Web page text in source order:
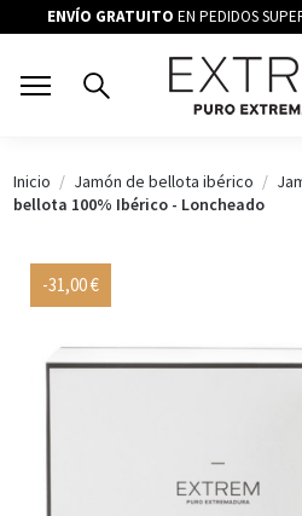
ENVÍO GRATUITO EN PEDIDOS
Inicio Jamón de bellota ibérico
bellota 100% Ibérico - Loncheado
-31,00 €